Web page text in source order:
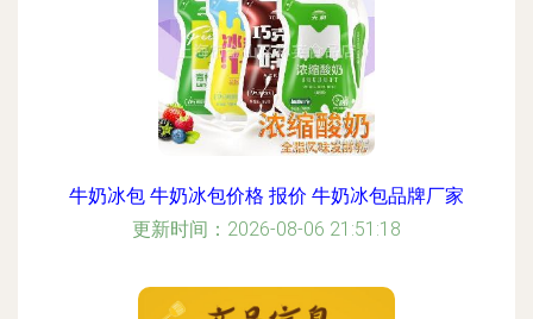
牛奶冰包 牛奶冰包价格 报价 牛奶冰包品牌厂家
更新时间：2026-08-06 21:51:18